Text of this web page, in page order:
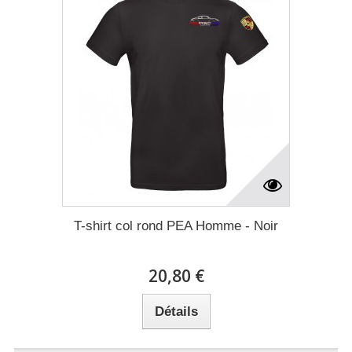
T-shirt col rond PEA Homme - Noir
20,80 €
Détails